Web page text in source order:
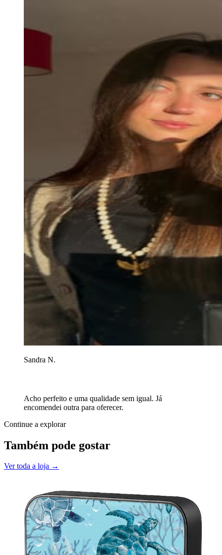
Sandra N.
Acho perfeito e uma qualidade sem igual. Já
encomendei outra para oferecer.
Continue a explorar
Também pode gostar
Ver toda a loja →